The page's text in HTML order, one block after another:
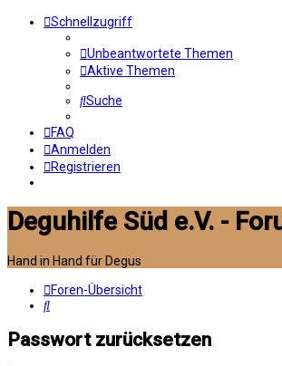
Schnellzugriff
Unbeantwortete Themen
Aktive Themen
Suche
FAQ
Anmelden
Registrieren
Deguhilfe Süd e.V. -
Hand in Hand für Degus
Foren-Übersicht
Suche
Passwort zurücksetzen